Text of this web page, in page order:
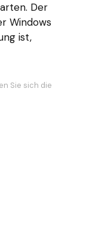
Der
Windows
ist,
Sie sich die